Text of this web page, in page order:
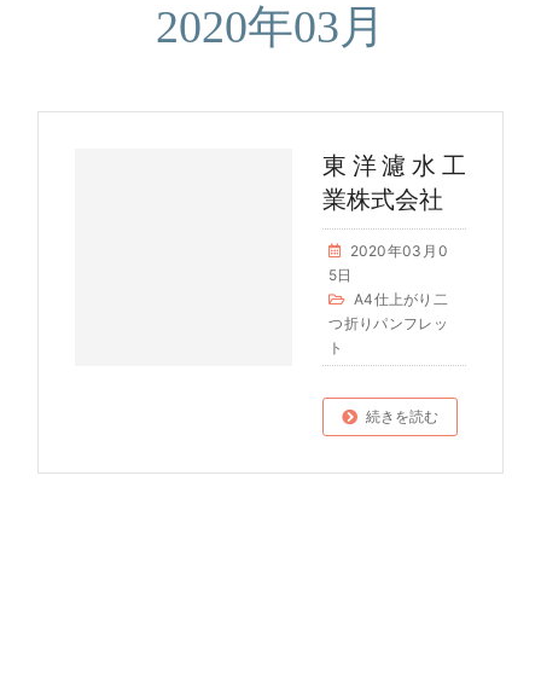
2020年03月
東洋濾水工
業株式会社
2020年03月0
5日
A4仕上がり二
つ折りパンフレッ
ト
続きを読む